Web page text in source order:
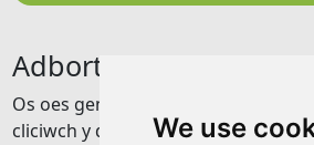
We use
Adborth
Os oes gennych unrhyw adborth
cliciwch y ddolen isod